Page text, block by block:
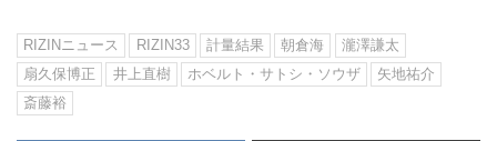
RIZINニュース RIZIN33 計量結果 朝倉海
瀧澤謙太
扇久保博正
井上直樹 ホベルト・サトシ・ソウザ
矢地祐介
斎藤裕